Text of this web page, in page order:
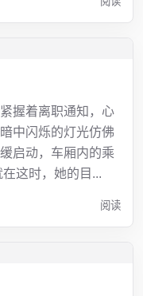
握着离职通知，心
中闪烁的灯光仿佛
启动，车厢内的乘
这时，她的目...
阅读